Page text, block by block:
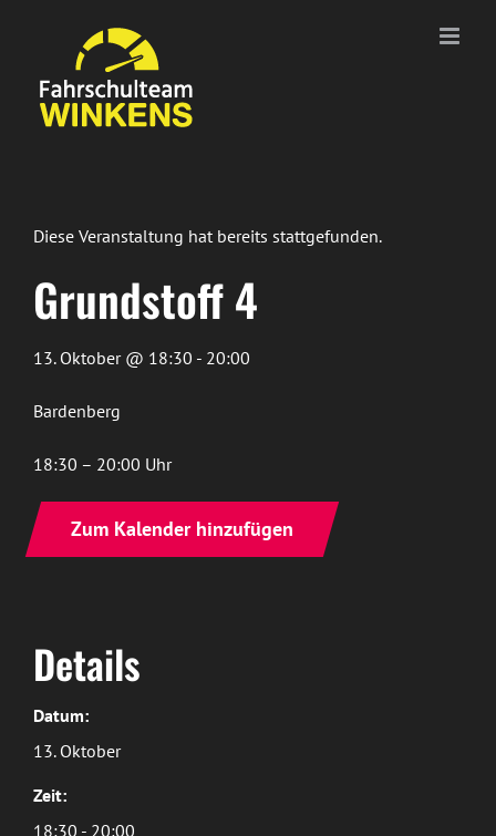
springen
Diese Veranstaltung hat bereits stattgefunden.
Grundstoff 4
13. Oktober @ 18:30 - 20:00
Bardenberg
18:30 – 20:00 Uhr
Zum Kalender hinzufügen
Details
Datum:
13. Oktober
Zeit:
18:30 - 20:00